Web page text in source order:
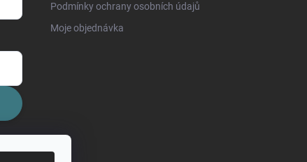
Podmínky ochrany osobních údajů
Moje objednávka